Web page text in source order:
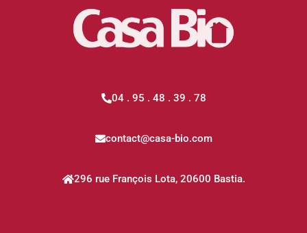
04 . 95 . 48 . 39 . 78
contact@casa-bio.com
296 rue François Lota, 20600 Bastia.